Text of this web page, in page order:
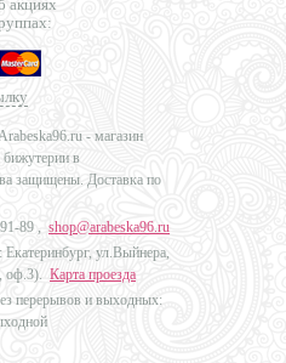
акциях
- магазин
в
защищены. Доставка по
89 , shop@arabeska96.ru
ул.Выйнера,
оф.3). Карта проезда
перерывов и выходных: